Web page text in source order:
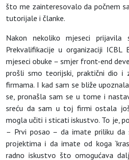
što me zainteresovalo da počnem
tutorijale i članke.
Nakon nekoliko mjeseci
Prekvalifikacije u organizaciji
mjeseci obuke – smjer front-end
prošli smo teorijski, praktični dio i
firmama. I kad sam se bliže
se, pronašla sam se u tome i
sreću da sam u toj firmi ostala
mogla učiti i sticati iskustvo. To je,
– Prvi posao – da imate priliku da
projektima i da imate od koga
radno iskustvo što omogućava